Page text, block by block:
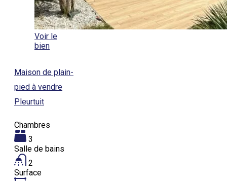
Voir le
bien
Maison de plain-
pied à vendre
Pleurtuit
Chambres
3
Salle de bains
2
Surface